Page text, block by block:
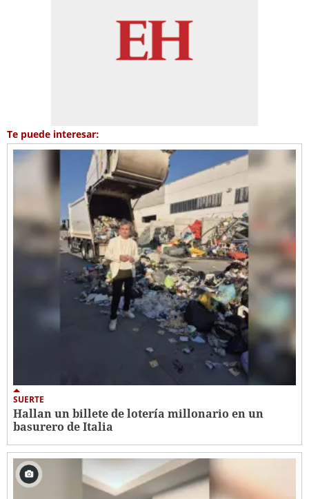
Te puede interesar:
SUERTE
Hallan un billete de lotería millonario en un
basurero de Italia